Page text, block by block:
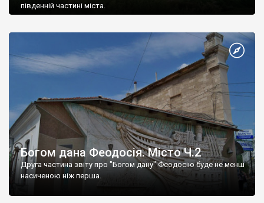
південній частині міста.
Богом дана Феодосія. Місто Ч.2
Друга частина звіту про "Богом дану" Феодосію буде не менш
насиченою ніж перша.